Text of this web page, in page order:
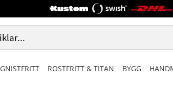
GNISTFRITT ROSTFRITT & TITAN BYGG